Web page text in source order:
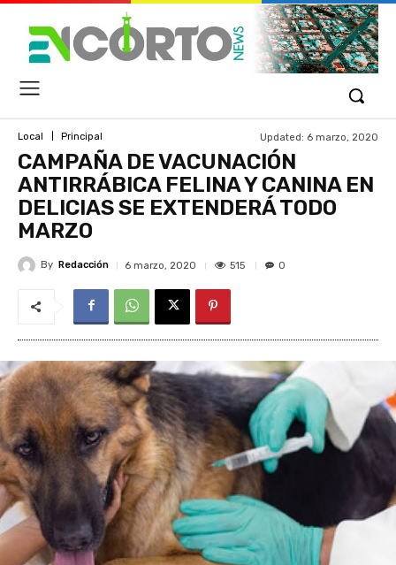
Local Principal Updated: 6 marzo, 2020
CAMPAÑA DE VACUNACIÓN
ANTIRRÁBICA FELINA Y CANINA EN
DELICIAS SE EXTENDERÁ TODO
MARZO
By Redacción 6 marzo, 2020 515 0